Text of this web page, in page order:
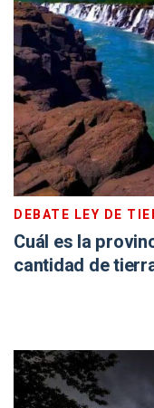
DEBATE LEY DE
Cuál es la
cantidad de